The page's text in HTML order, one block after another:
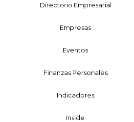
Directorio Empresarial
Empresas
Eventos
Finanzas Personales
Indicadores
Inside